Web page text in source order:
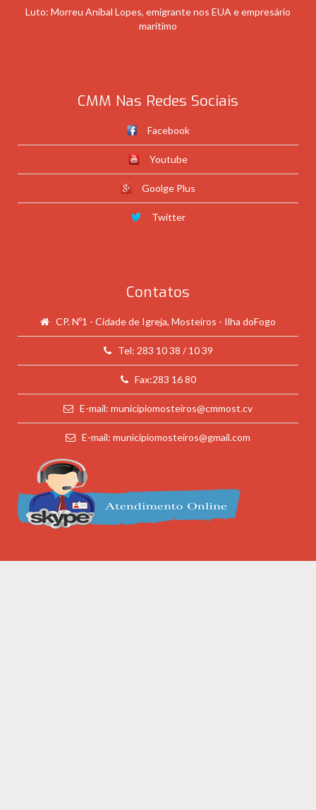
Luto: Morreu Aníbal Lopes, emigrante nos EUA e empresário
marítimo
CMM Nas Redes Sociais
Facebook
Youtube
Goolge Plus
Twitter
Contatos
CP. Nº1 - Cidade de Igreja, Mosteiros - Ilha doFogo
Tel: 283 10 38 / 10 39
Fax:283 16 80
E-mail: municipiomosteiros@cmmost.cv
E-mail: municipiomosteiros@gmail.com